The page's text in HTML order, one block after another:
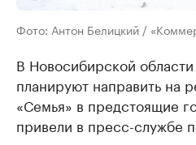
Фото: Антон Белицкий /
В Новосибирской
планируют направить на
«Семья» в предстоящие
привели в пресс-службе